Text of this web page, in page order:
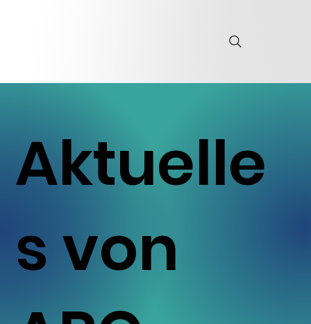
Aktuelle
s von